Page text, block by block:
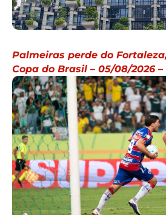
Palmeiras perde do
Copa do Brasil – 05/08/2026